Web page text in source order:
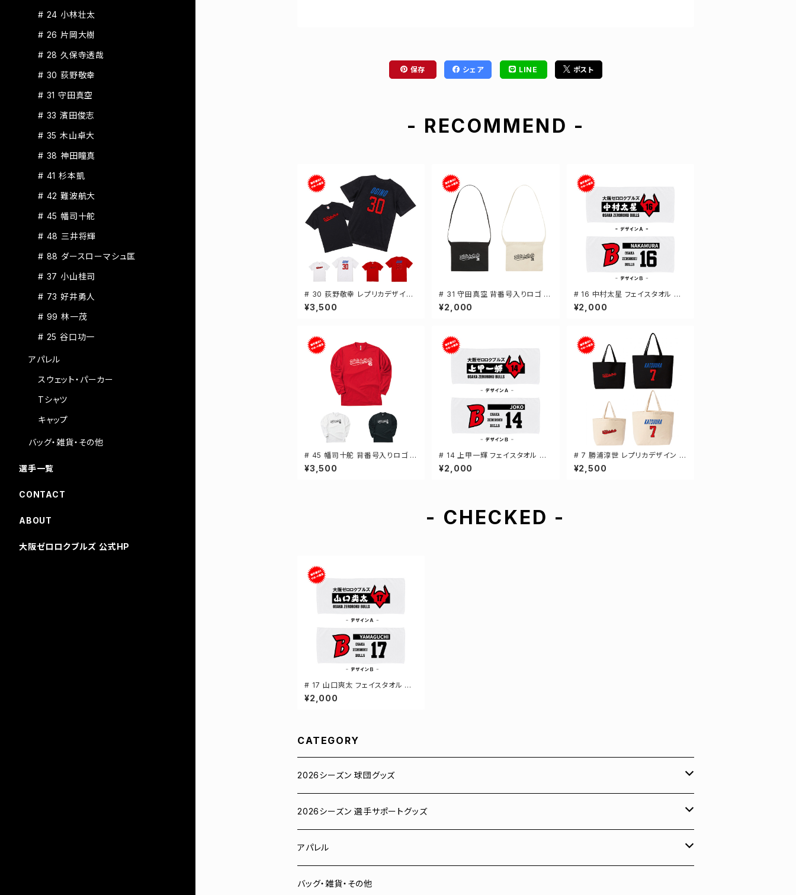
保存 シェア LINE ポスト
- RECOMMEND -
# 30 荻野敬幸 レプリカデザイン
3カラー 選手還元 半袖Tシャツ S
-XXXLサイズ 500101
¥3,500
# 31 守田真空 背番号入りロゴ キ
ャンバスサコッシュ 選手還元 2カ
ラー 001461
¥2,000
# 16 中村太星 フェイスタオル 選
手還元 2デザイン FT0144
¥2,000
# 45 幡司十舵 背番号入りロゴ ド
ライTシャツ 長袖 選手還元 3カラ
ー S-5Lサイズ 000304
¥3,500
# 14 上甲一輝 フェイスタオル 選
手還元 2デザイン FT0144
¥2,000
# 7 勝浦淳世 レプリカデザイン 選
手還元 キャンバストートバッグ 2カ
ラー MLサイズ 000778
¥2,500
- CHECKED -
# 17 山口爽太 フェイスタオル 選
手還元 2デザイン FT0144
¥2,000
CATEGORY
2026シーズン 球団グッズ
ユニフォーム
Tシャツ
スウェット
2026シーズン 選手サポートグッズ
# 00 蓮
# 0 岡田竜汰
アパレル
スウェット・パーカー
バッグ・雑貨・その他
# 24 小林壮太
# 26 片岡大樹
# 28 久保寺透哉
# 30 荻野敬幸
# 31 守田真空
# 33 濱田俊志
# 35 木山卓大
# 38 神田瞳真
# 41 杉本凱
# 42 難波航大
# 45 幡司十舵
# 48 三井将輝
# 88 ダースローマシュ匡
# 37 小山桂司
# 73 好井勇人
# 99 林一茂
# 25 谷口功一
アパレル
スウェット・パーカー
Tシャツ
キャップ
バッグ・雑貨・その他
選手一覧
CONTACT
ABOUT
大阪ゼロロクブルズ 公式HP